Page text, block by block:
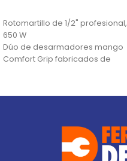
Rotomartillo de 1/2" profesional,
650 W
Dúo de desarmadores mango
Comfort Grip fabricados de
con punta de carburo de